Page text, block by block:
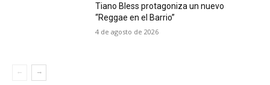
Tiano Bless protagoniza un nuevo
“Reggae en el Barrio”
4 de agosto de 2026